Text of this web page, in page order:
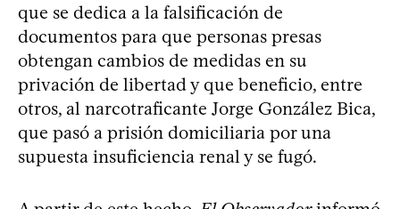
que se dedica a la falsificación de
documentos para que personas presas
obtengan cambios de medidas en su
privación de libertad y que beneficio, entre
otros, al narcotraficante Jorge González Bica,
que pasó a prisión domiciliaria por una
supuesta insuficiencia renal y se fugó.